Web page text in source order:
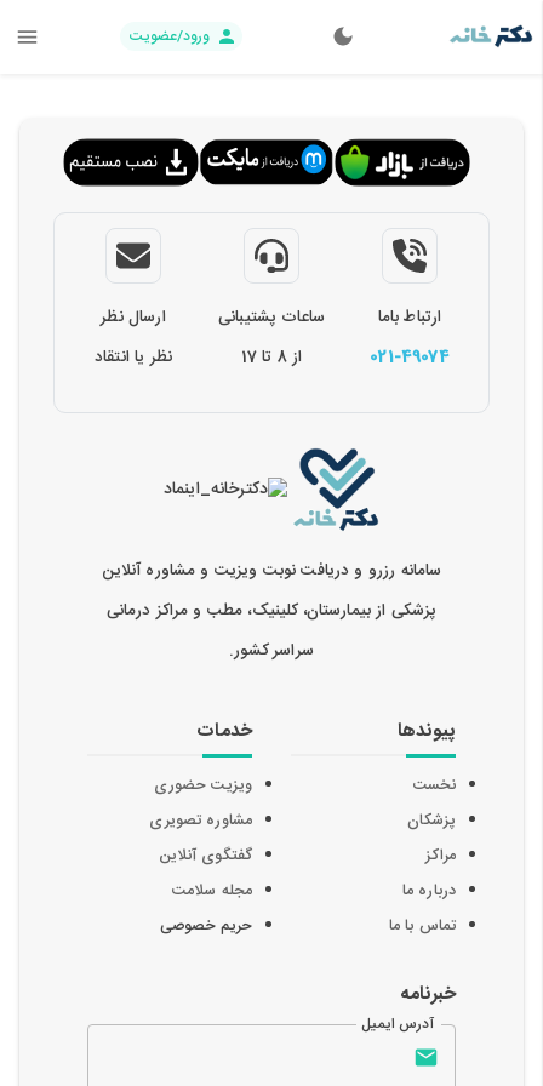
ورود/عضویت
ارتباط باما
021-49074
ساعات پشتیبانی
از 8 تا 17
ارسال نظر
نظر یا انتقاد
سامانه رزرو و دریافت نوبت ویزیت و مشاوره آنلاین
پزشکی از بیمارستان، کلینیک، مطب و مراکز درمانی
سراسر کشور.
پیوندها
نخست
پزشکان
مراکز
درباره ما
تماس با ما
خدمات
ویزیت حضوری
مشاوره تصویری
گفتگوی آنلاین
مجله سلامت
حریم خصوصی
خبرنامه
آدرس ایمیل